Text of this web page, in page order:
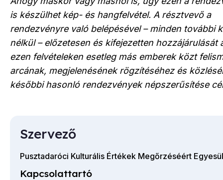
is készülhet kép- és hangfelvétel. A résztvevő a
rendezvényre való belépésével – minden további
nélkül – előzetesen és kifejezetten hozzájárulását
ezen felvételeken esetleg más emberek közt
arcának, megjelenésének rögzítéséhez és
későbbi hasonló rendezvények népszerűsítése
Szervező
Pusztadaróci Kulturális Értékek Megőrzéséért
Kapcsolattartó